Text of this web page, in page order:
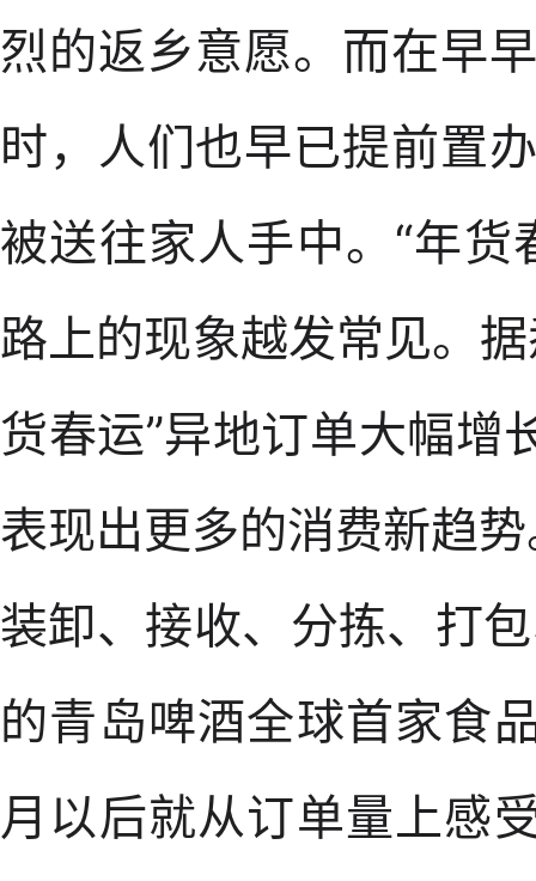
烈的返乡意愿。而在早
时，人们也早已提前置
被送往家人手中。“年
路上的现象越发常见。
货春运”异地订单大幅增
表现出更多的消费新趋
装卸、接收、分拣、打
的青岛啤酒全球首家食
月以后就从订单量上感